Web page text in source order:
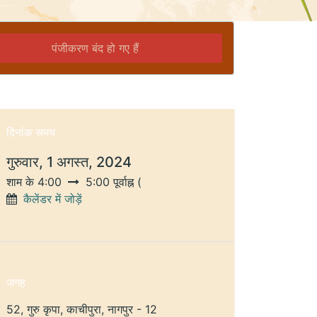
पंजीकरण बंद हो गए हैं
दिनांक समय
गुरुवार, 1 अगस्त, 2024
शाम के 4:00 5:00 पूर्वाह्न(
कैलेंडर में जोड़ें
जगह
52, गुरु कृपा, काचीपुरा, नागपुर - 12